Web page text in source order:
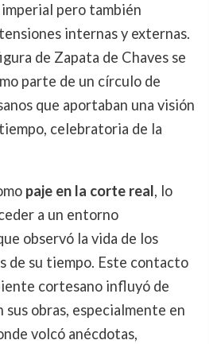
pero también
internas y externas.
de Zapata de Chaves se
parte de un círculo de
que aportaban una visión
celebratoria de la
paje en la corte real, lo
a un entorno
observó la vida de los
de su tiempo. Este contacto
cortesano influyó de
sus obras, especialmente en
volcó anécdotas,